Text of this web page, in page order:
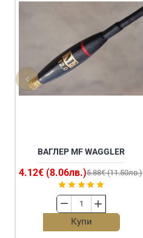
ВАГЛЕР MF WAGGLER
4.12€ (8.06лв.)5.88€ (11.50лв.)
Ваглер
Waggler
Купи